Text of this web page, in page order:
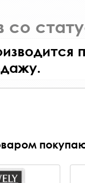
со